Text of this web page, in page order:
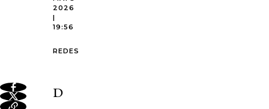
2026
|
19:56
REDES
D